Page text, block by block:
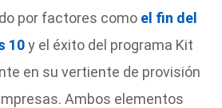
por factores como el fin del
10y el éxito del programa Kit
en su vertiente de provisión
Ambos elementos